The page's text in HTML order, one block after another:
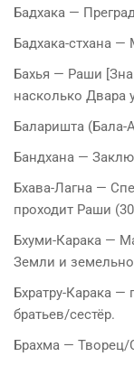
Бадхака —
Бадхака-стхана
Бахья — Раши
насколько Двара
Баларишта (Бала-
Бандхана —
Бхава-Лагна —
проходит Раши
Бхуми-Карака —
Земли и
Бхратру-Карака —
братьев/сестёр.
Брахма — Творец/